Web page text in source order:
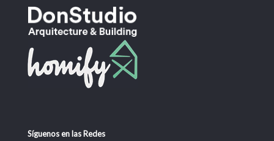
Síguenos en las Redes